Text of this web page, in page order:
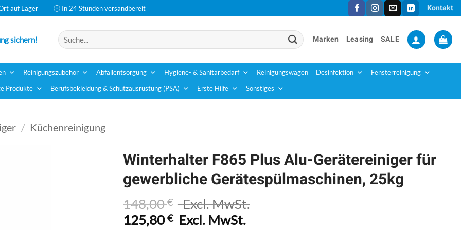
auf Lager 🕛 In 24 Stunden versandbereit Kontakt
sichern!
Suchen
nach:
Marken Leasing SALE
Reinigungszubehör Abfallentsorgung Hygiene- & Sanitärbedarf Reinigungswagen Desinfektion Fensterreinigung
Produkte Berufsbekleidung & Schutzausrüstung (PSA) Erste Hilfe Sonstiges
/ Küchenreinigung
Winterhalter F865 Plus Alu-Gerätereiniger für
gewerbliche Gerätespülmaschinen, 25kg
148,00€
Excl. MwSt.
125,80€ Excl. MwSt.